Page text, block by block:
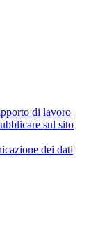
di lavoro
sul sito
dei dati